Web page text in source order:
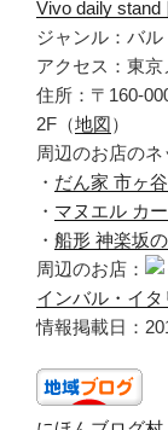
Vivo daily stand
ジャンル：バル
アクセス：東
住所：〒160-
2F（地図）
周辺のお店のネ
・ だん家 市ヶ
・ マヌエル カ
・ 船形 神楽坂
周辺のお店：
インバル・イ
情報掲載日：